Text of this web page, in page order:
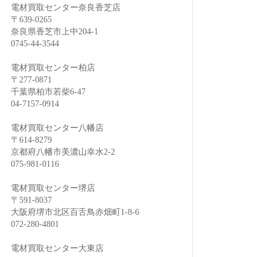
電材買取センター奈良香芝店
〒639-0265
奈良県香芝市上中204-1
0745-44-3544
電材買取センター柏店
〒277-0871
千葉県柏市若柴6-47
04-7157-0914
電材買取センター八幡店
〒614-8279
京都府八幡市美濃山幸水2-2
075-981-0116
電材買取センター堺店
〒591-8037
大阪府堺市北区百舌鳥赤畑町1-8-6
072-280-4801
電材買取センター大東店